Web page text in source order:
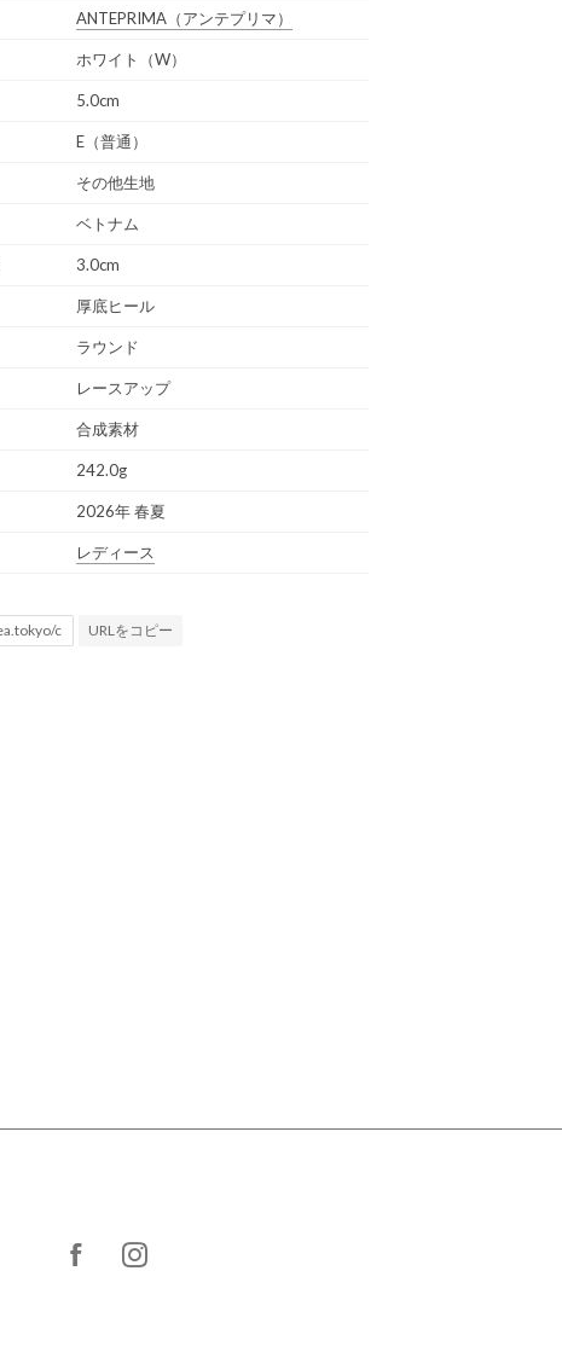
ANTEPRIMA （アンテプリマ）
ホワイト（W）
5.0cm
E（普通）
その他生地
ベトナム
3.0cm
厚底ヒール
ラウンド
レースアップ
合成素材
242.0g
2026年 春夏
レディース
URLをコピー